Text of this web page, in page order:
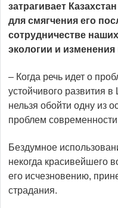
затрагивает
для смягчения его
сотрудничестве
экологии и изменения
– Когда речь идет о
устойчивого развития
нельзя обойти одну из
проблем
Бездумное
некогда красивейшего
его исчезновению,
страдания.